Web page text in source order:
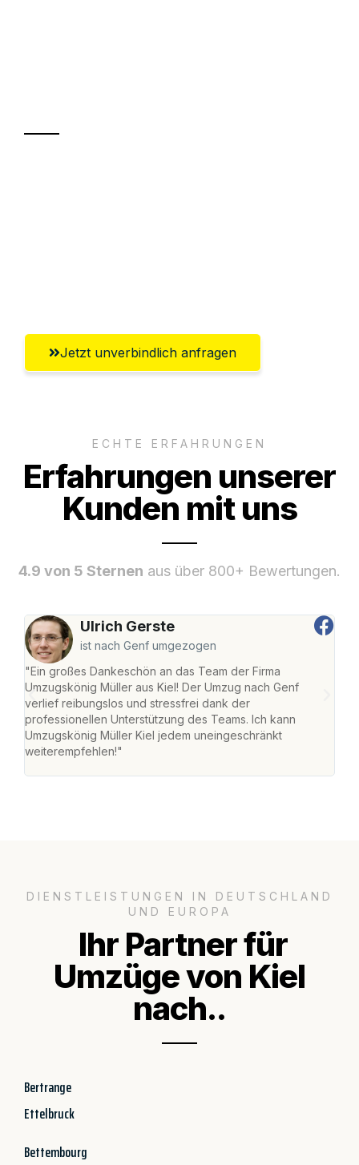
Jetzt unverbindlich anfragen
ECHTE ERFAHRUNGEN
Erfahrungen unserer
Kunden mit uns
4.9 von 5 Sternen aus über 800+ Bewertungen.
Ulrich Gerste
ist nach Genf umgezogen
"Ein großes Dankeschön an das Team der Firma
Umzugskönig Müller aus Kiel! Der Umzug nach Genf
verlief reibungslos und stressfrei dank der
professionellen Unterstützung des Teams. Ich kann
Umzugskönig Müller Kiel jedem uneingeschränkt
weiterempfehlen!"
DIENSTLEISTUNGEN IN DEUTSCHLAND
UND EUROPA
Ihr Partner für
Umzüge von Kiel
nach..
Bertrange
Ettelbruck
Bettembourg